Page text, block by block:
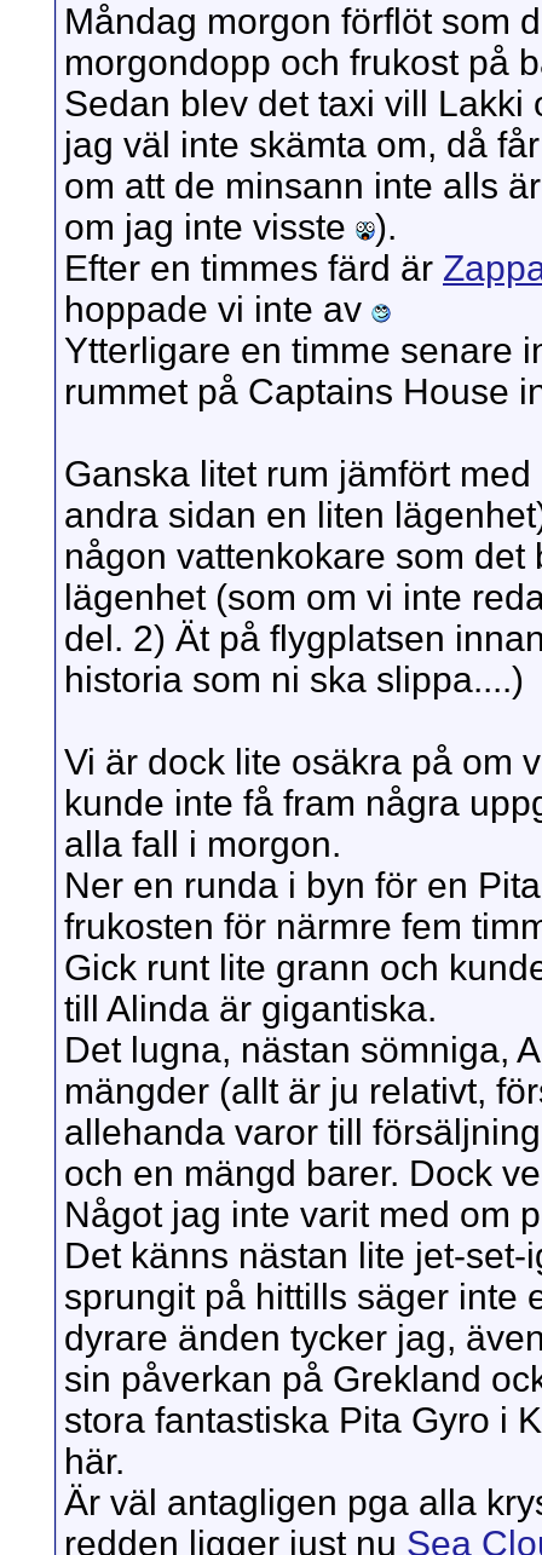
Måndag morgon förflöt som
morgondopp och frukost på
Sedan blev det taxi vill Lakki
jag väl inte skämta om, då
om att de minsann inte alls
om jag inte visste
).
Efter en timmes färd är
hoppade vi inte av
Ytterligare en timme senare
rummet på Captains House
Ganska litet rum jämfört
andra sidan en liten
någon vattenkokare som
lägenhet (som om vi inte
del. 2) Ät på flygplatsen
historia som ni ska slippa....)
Vi är dock lite osäkra på om
kunde inte få fram några
alla fall i morgon.
Ner en runda i byn för en
frukosten för närmre fem
Gick runt lite grann och
till Alinda är gigantiska.
Det lugna, nästan sömniga,
mängder (allt är ju relativt,
allehanda varor till
och en mängd barer. Dock
Något jag inte varit med om
Det känns nästan lite jet-
sprungit på hittills säger inte
dyrare änden tycker jag,
sin påverkan på Grekland
stora fantastiska Pita Gyro i
här.
Är väl antagligen pga alla
redden ligger just nu Sea